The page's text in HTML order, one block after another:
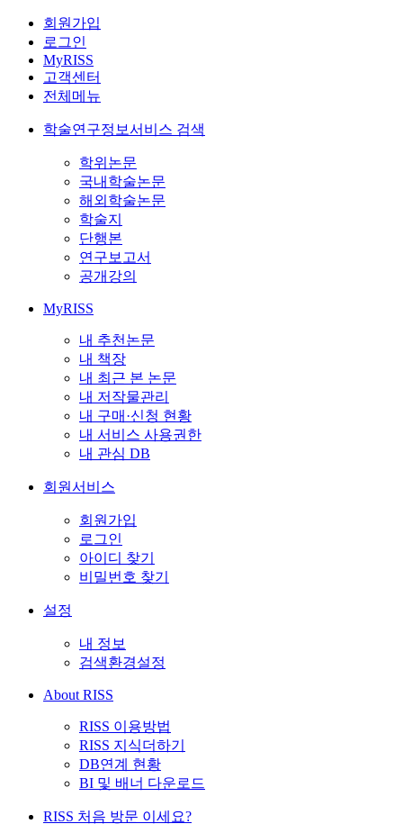
회원가입
로그인
MyRISS
고객센터
전체메뉴
학술연구정보서비스 검색
학위논문
국내학술논문
해외학술논문
학술지
단행본
연구보고서
공개강의
MyRISS
내 추천논문
내 책장
내 최근 본 논문
내 저작물관리
내 구매·신청 현황
내 서비스 사용권한
내 관심 DB
회원서비스
회원가입
로그인
아이디 찾기
비밀번호 찾기
설정
내 정보
검색환경설정
About RISS
RISS 이용방법
RISS 지식더하기
DB연계 현황
BI 및 배너 다운로드
RISS 처음 방문 이세요?